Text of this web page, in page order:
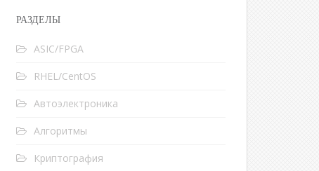
GROUP
"plugdev"
РАЗДЕЛЫ
ASIC/FPGA
RHEL/CentOS
Автоэлектроника
Алгоритмы
Криптография